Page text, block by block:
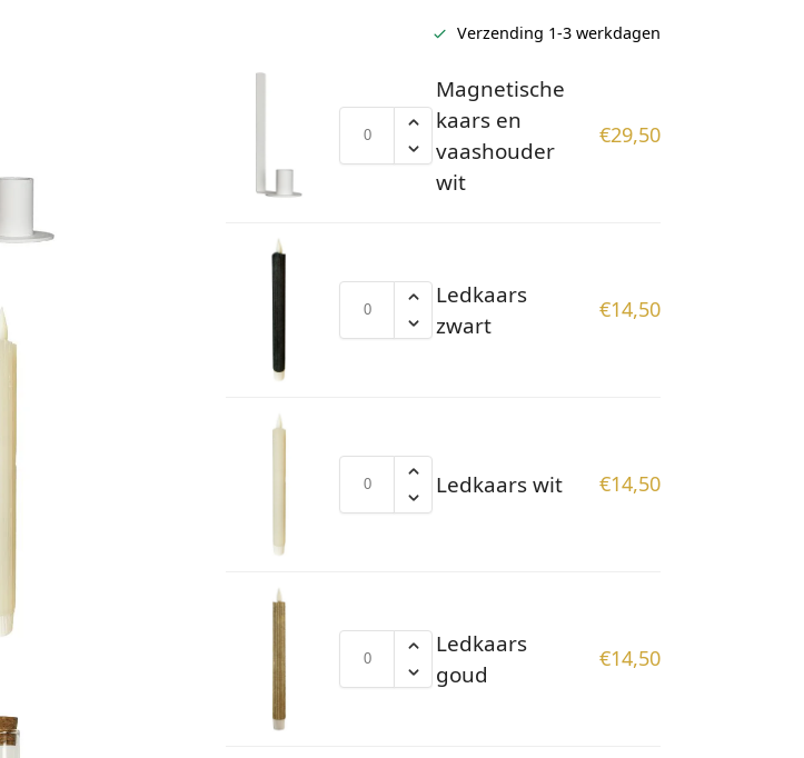
Verzending 1-3 werkdagen
Magnetische
kaars en
vaashouder
wit
€29,50
Ledkaars
zwart
€14,50
Ledkaars wit €14,50
Ledkaars
goud
€14,50